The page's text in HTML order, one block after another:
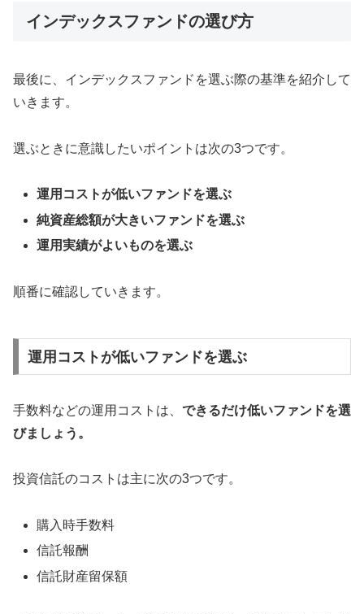
インデックスファンドの選び方
最後に、インデックスファンドを選ぶ際の基準を紹介して
いきます。
選ぶときに意識したいポイントは次の3つです。
運用コストが低いファンドを選ぶ
純資産総額が大きいファンドを選ぶ
運用実績がよいものを選ぶ
順番に確認していきます。
運用コストが低いファンドを選ぶ
手数料などの運用コストは、 できるだけ低いファンドを選
びましょう。
投資信託のコストは主に次の3つです。
購入時手数料
信託報酬
信託財産留保額